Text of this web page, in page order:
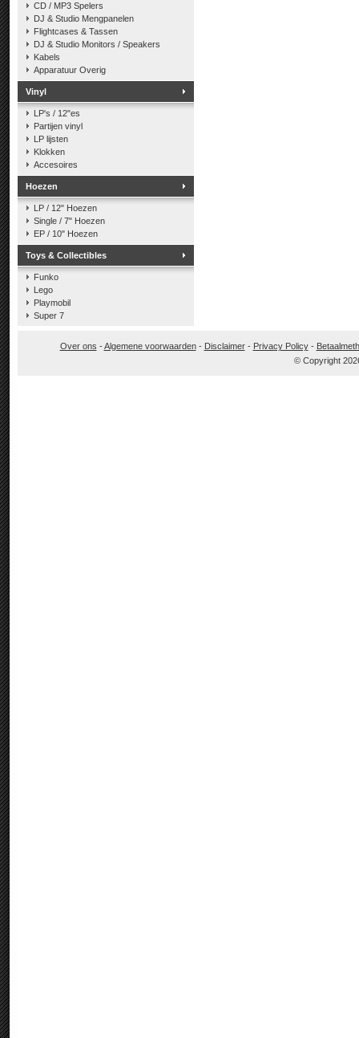
CD / MP3 Spelers
DJ & Studio Mengpanelen
Flightcases & Tassen
DJ & Studio Monitors / Speakers
Kabels
Apparatuur Overig
Vinyl
LP's / 12"es
Partijen vinyl
LP lijsten
Klokken
Accesoires
Hoezen
LP / 12" Hoezen
Single / 7" Hoezen
EP / 10" Hoezen
Toys & Collectibles
Funko
Lego
Playmobil
Super 7
Over ons -Algemene voorwaarden- Disclaimer- Privacy Policy-
© Copyright